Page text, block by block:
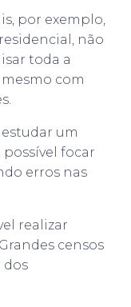
por exemplo,
não
toda a
com
um
focar
erros nas
realizar
censos
dos